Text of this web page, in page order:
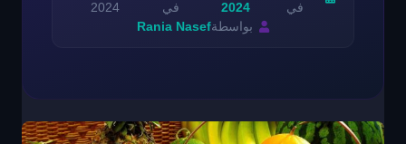
في
2024
في
2024
بواسطةRania Nasef